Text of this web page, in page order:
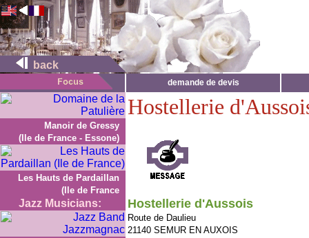
back
demande de devis
Manoir de Gressy
(Ile de France - Essone)
Les Hauts de Pardaillan
(Ile de France
Jazz Musicians:
Hostellerie
Hostellerie d'Aussois
Route de Daulieu
21140 SEMUR EN AUXOIS